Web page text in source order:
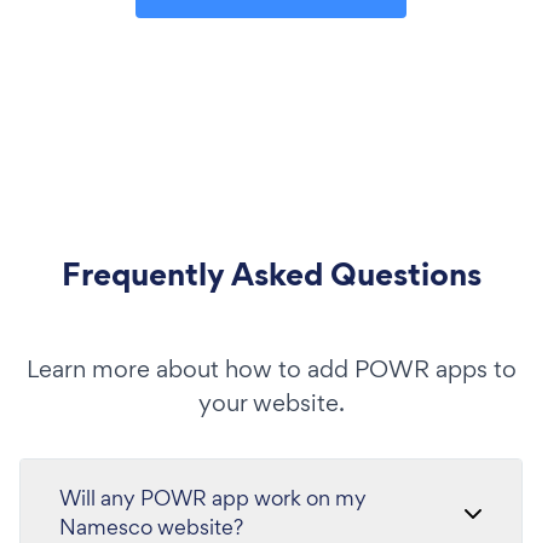
Frequently Asked Questions
Learn more about how to add POWR apps to
your website.
Will any POWR app work on my
Namesco website?